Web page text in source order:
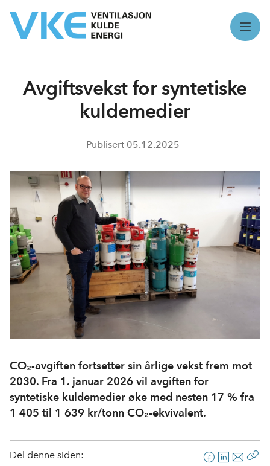
Meny
Avgiftsvekst for syntetiske
kuldemedier
Publisert 05.12.2025
CO₂-avgiften fortsetter sin årlige vekst frem mot
2030. Fra 1. januar 2026 vil avgiften for
syntetiske kuldemedier øke med nesten 17 % fra
1 405 til 1 639 kr/tonn CO₂-ekvivalent.
Del denne siden:
F
L
E